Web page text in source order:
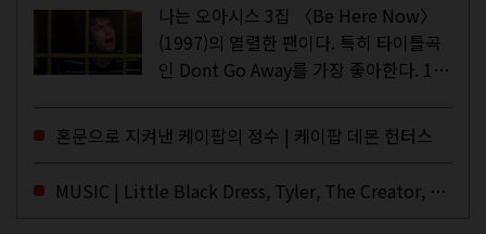
나는 오아시스 3집 〈Be Here Now〉
(1997)의 열렬한 팬이다. 특히 타이틀곡
인 Dont Go Away를 가장 좋아한다. 15
이브·데모·부틀렉을 합쳐 3만 번 이상은
듣지 않았나 싶다. 이토록...
혼문으로 지켜낸 케이팝의 정수 | 케이팝 데몬 헌터스
MUSIC | Little Black Dress, Tyler, The Creator, Essie Jain